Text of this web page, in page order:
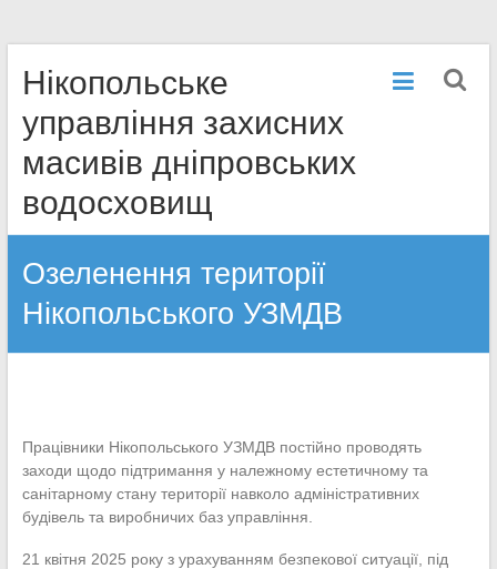
Нікопольське
управління захисних
масивів дніпровських
водосховищ
Озеленення території
Нікопольського УЗМДВ
Працівники Нікопольського УЗМДВ постійно проводять
заходи щодо підтримання у належному естетичному та
санітарному стану території навколо адміністративних
будівель та виробничих баз управління.
21 квітня 2025 року з урахуванням безпекової ситуації, під